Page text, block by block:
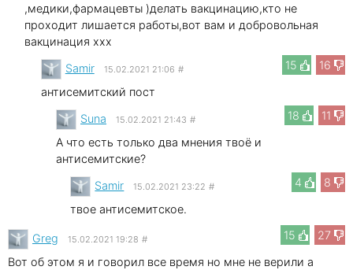
,медики,фармацевты )делать вакцинацию,кто не
проходит лишается работы,вот вам и добровольная
вакцинация xxx
15
16
Samir 15.02.2021 21:06 #
антисемитский пост
18
11
Suna 15.02.2021 21:43 #
А что есть только два мнения твоё и
антисемитские?
4
8
Samir 15.02.2021 23:22 #
твое антисемитское.
15
27
Greg 15.02.2021 19:28 #
Вот об этом я и говорил все время но мне не верили а